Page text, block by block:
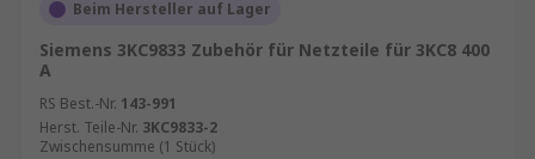
Beim Hersteller auf Lager
Siemens 3KC9833 Zubehör für Netzteile für 3KC8 400
A
RS Best.-Nr. 143-991
Herst. Teile-Nr. 3KC9833-2
Zwischensumme (1 Stück)